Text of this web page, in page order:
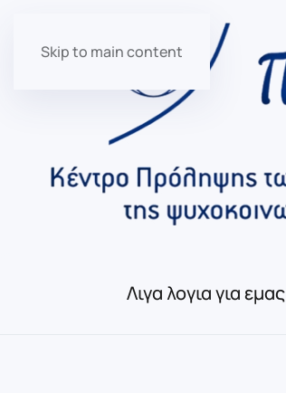
Skip to main content
Λιγα λογια για εμας